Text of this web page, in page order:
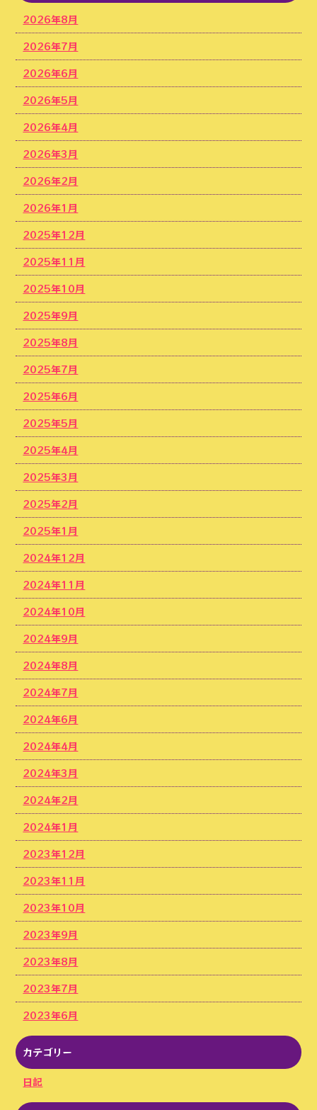
2026年8月
2026年7月
2026年6月
2026年5月
2026年4月
2026年3月
2026年2月
2026年1月
2025年12月
2025年11月
2025年10月
2025年9月
2025年8月
2025年7月
2025年6月
2025年5月
2025年4月
2025年3月
2025年2月
2025年1月
2024年12月
2024年11月
2024年10月
2024年9月
2024年8月
2024年7月
2024年6月
2024年4月
2024年3月
2024年2月
2024年1月
2023年12月
2023年11月
2023年10月
2023年9月
2023年8月
2023年7月
2023年6月
カテゴリー
日記